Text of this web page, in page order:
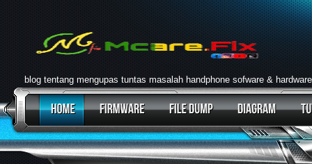
blog tentang mengupas tuntas masalah handphone sofware & hardware